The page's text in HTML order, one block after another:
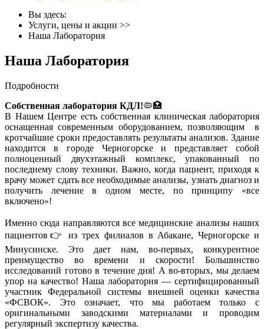
Вы здесь:
Услуги, цены и акции >>
Наша Лаборатория
Наша Лаборатория
Подробности
Собственная лаборатория КДЛ!🦠🏥
В Нашем Центре есть собственная клиническая лаборатория
оснащенная современным оборудованием, позволяющим в
кротчайшие сроки предоставлять результаты анализов. Здание
находится в городе Черногорске и представляет собой
полноценный двухэтажный комплекс, упакованный по
последнему слову техники. Важно, когда пациент, приходя к
врачу может сдать все необходимые анализы, узнать диагноз и
получить лечение в одном месте, по принципу «все
включено»!
Именно сюда направляются все медицинские анализы наших
пациентов👉 из трех филиалов в Абакане, Черногорске и
Минусинске. Это дает нам, во-первых, конкурентное
преимущество во времени и скорости! Большинство
исследований готово в течение дня! А во-вторых, мы делаем
упор на качество! Наша лаборатория — сертифицированный
участник Федеральной системы внешней оценки качества
«ФСВОК». Это означает, что мы работаем только с
оригинальными заводскими материалами и проводим
регулярный экспертизу качества.